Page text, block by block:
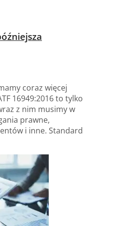
coraz więcej
16949:2016 to tylko
z nim musimy w
prawne,
i inne. Standard